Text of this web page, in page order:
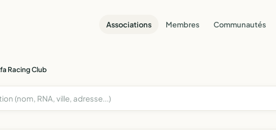
Associations Membres Communautés
Racing Club